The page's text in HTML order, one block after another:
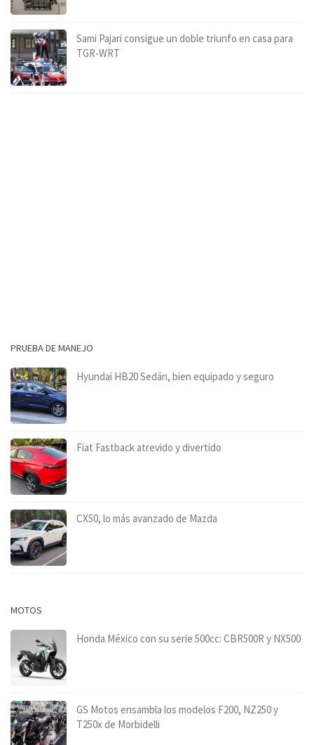
Sami Pajari consigue un doble triunfo en casa para
TGR-WRT
PRUEBA DE MANEJO
Hyundai HB20 Sedán, bien equipado y seguro
Fiat Fastback atrevido y divertido
CX50, lo más avanzado de Mazda
MOTOS
Honda México con su serie 500cc: CBR500R y NX500
GS Motos ensambla los modelos F200, NZ250 y
T250x de Morbidelli